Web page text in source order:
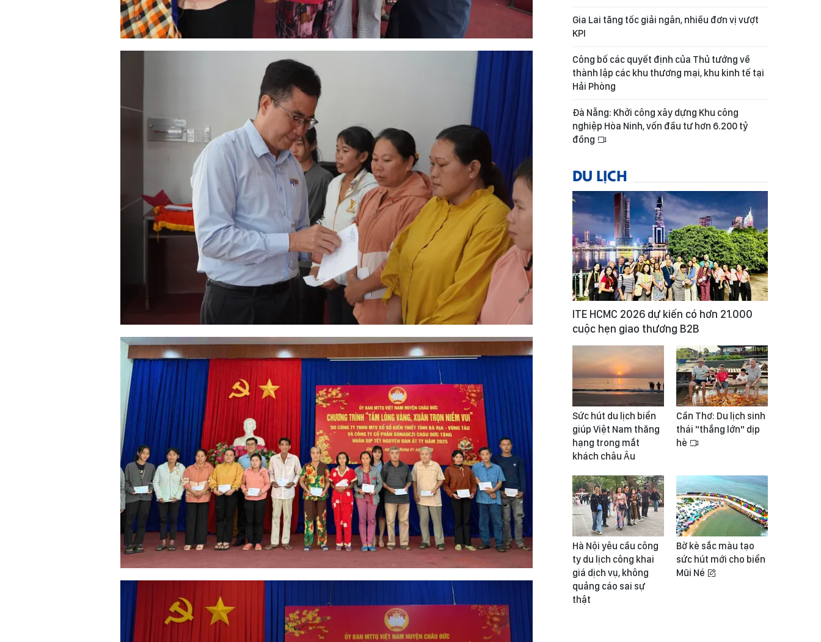
Gia Lai tăng tốc giải ngân, nhiều đơn vị vượt
KPI
Công bố các quyết định của Thủ tướng về
thành lập các khu thương mại, khu kinh tế tại
Hải Phòng
Đà Nẵng: Khởi công xây dựng Khu công
nghiệp Hòa Ninh, vốn đầu tư hơn 6.200 tỷ
đồng
DU LỊCH
ITE HCMC 2026 dự kiến có hơn 21.000
cuộc hẹn giao thương B2B
Sức hút du lịch biển
giúp Việt Nam thăng
hạng trong mắt
khách châu Âu
Cần Thơ: Du lịch sinh
thái "thắng lớn" dịp
hè
Hà Nội yêu cầu công
ty du lịch công khai
giá dịch vụ, không
quảng cáo sai sự
thật
Bờ kè sắc màu tạo
sức hút mới cho biển
Mũi Né